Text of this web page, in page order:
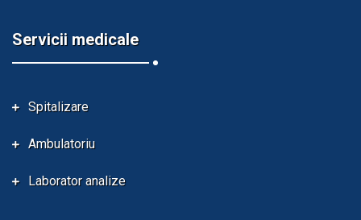
Servicii medicale
Spitalizare
Ambulatoriu
Laborator analize